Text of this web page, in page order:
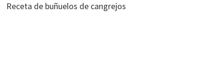
Receta de buñuelos de cangrejos